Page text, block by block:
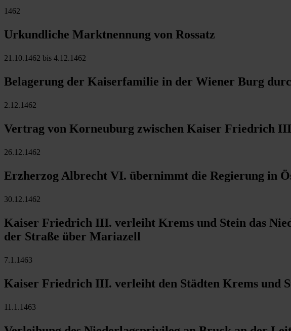
1462
Urkundliche Marktnennung von Rossatz
21.10.1462 bis 4.12.1462
Belagerung der Kaiserfamilie in der Wiener Burg
2.12.1462
Vertrag von Korneuburg zwischen Kaiser Friedrich
26.12.1462
Erzherzog Albrecht VI. übernimmt die Regierung in
30.12.1462
Kaiser Friedrich III. verleiht Krems und Stein das
der Straße über Mariazell
7.1.1463
Kaiser Friedrich III. verleiht den Städten Krems und
11.1.1463